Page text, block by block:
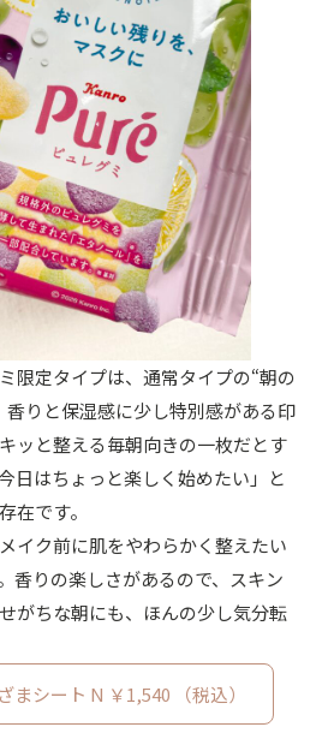
限定タイプは、通常タイプの“朝の
りと保湿感に少し特別感がある印
ッと整える毎朝向きの一枚だとす
日はちょっと楽しく始めたい」と
在です。
イク前に肌をやわらかく整えたい
香りの楽しさがあるので、スキン
がちな朝にも、ほんの少し気分転
シート N ￥1,540 （税込）